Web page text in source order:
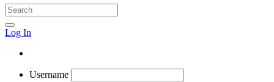
Log In
Username